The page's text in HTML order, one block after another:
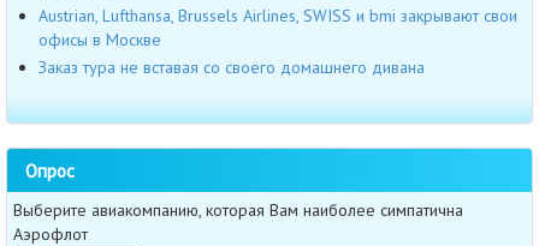
Austrian, Lufthansa, Brussels Airlines, SWISS и bmi закрывают свои
офисы в Москве
Заказ тура не вставая со своего домашнего дивана
Опрос
Выберите авиакомпанию, которая Вам наиболее симпатична
Аэрофлот